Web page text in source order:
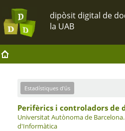
Estadístiques d'ús
Perifèrics i controladors de
Universitat Autònoma de Barcelona.
d'Informàtica